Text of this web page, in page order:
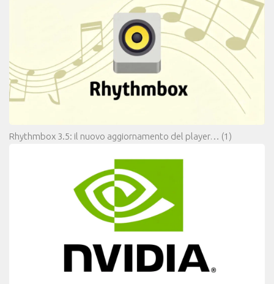
Rhythmbox 3.5: il nuovo aggiornamento del player… (1)